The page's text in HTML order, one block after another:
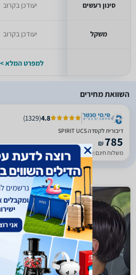
סינון רעשים
משקל
יעודכן בקרוב
יעודכן בקרוב
למפרט המלא
השוואת מחירים
4.8
(
1329
)
דיבורית לקסדה ‏SPIRIT UCS
₪785
משלוח חינם עד 5 ימי עסקים